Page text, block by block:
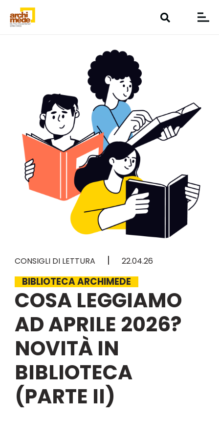
CONSIGLI DI LETTURA | 22.04.26
BIBLIOTECA ARCHIMEDE
COSA LEGGIAMO
AD APRILE 2026?
NOVITÀ IN
BIBLIOTECA
(PARTE II)